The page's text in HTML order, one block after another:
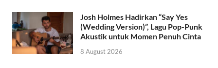
Josh Holmes Hadirkan “Say Yes
(Wedding Version)”, Lagu Pop-Punk
Akustik untuk Momen Penuh Cinta
8 August 2026